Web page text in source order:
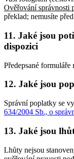
Ověřování správnosti
překlad; nemusíte
11. Jaké jsou
dispozici
Předepsané formuláře
12. Jaké jsou
Správní poplatky se
634/2004 Sb., o
13. Jaké jsou
Lhůty nejsou